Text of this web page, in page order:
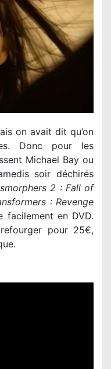
on avait dit qu’on
Donc pour les
Michael Bay ou
soir déchirés
2 : Fall of
: Revenge
en DVD.
pour 25€,